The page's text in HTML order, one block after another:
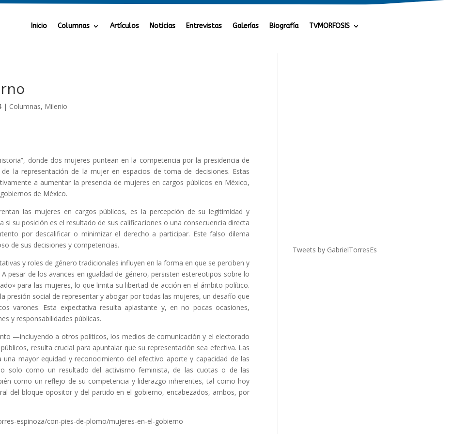
Inicio Columnas Artículos Noticias Entrevistas Galerías Biografía TVMORFOSIS
| Columnas, Milenio
donde dos mujeres puntean en la competencia por la presidencia de
la representación de la mujer en espacios de toma de decisiones. Estas
a aumentar la presencia de mujeres en cargos públicos en México,
de México.
las mujeres en cargos públicos, es la percepción de su legitimidad y
si su posición es el resultado de sus calificaciones o una consecuencia directa
por descalificar o minimizar el derecho a participar. Este falso dilema
de sus decisiones y competencias.
y roles de género tradicionales influyen en la forma en que se perciben y
pesar de los avances en igualdad de género, persisten estereotipos sobre lo
para las mujeres, lo que limita su libertad de acción en el ámbito político.
presión social de representar y abogar por todas las mujeres, un desafío que
varones. Esta expectativa resulta aplastante y, en no pocas ocasiones,
y responsabilidades públicas.
—incluyendo a otros políticos, los medios de comunicación y el electorado
resulta crucial para apuntalar que su representación sea efectiva. Las
una mayor equidad y reconocimiento del efectivo aporte y capacidad de las
solo como un resultado del activismo feminista, de las cuotas o de las
como un reflejo de su competencia y liderazgo inherentes, tal como hoy
del bloque opositor y del partido en el gobierno, encabezados, ambos, por
espinoza/con-pies-de-plomo/mujeres-en-el-gobierno
Tweets by GabrielTorresEs